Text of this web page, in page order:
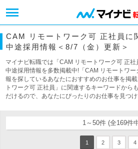
CAM リモートワーク可 正社員に
中途採用情報＜8/7（金）更新＞
マイナビ転職では「CAM リモートワーク可 正社
中途採用情報を多数掲載中!「CAM リモートワ
報を探しているあなたにおすすめのお仕事を掲
トワーク可 正社員」に関連するキーワードから
だけるので、あなたにぴったりのお仕事を見つ
1～50件 (全169件
1 2 3 4